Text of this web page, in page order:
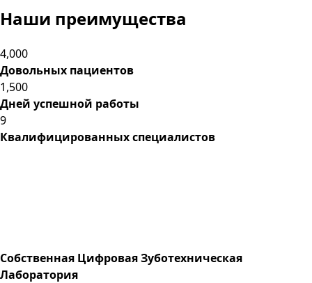
Наши преимущества
4,000
Довольных пациентов
1,500
Дней успешной работы
9
Квалифицированных специалистов
Собственная Цифровая Зуботехническая
Лаборатория